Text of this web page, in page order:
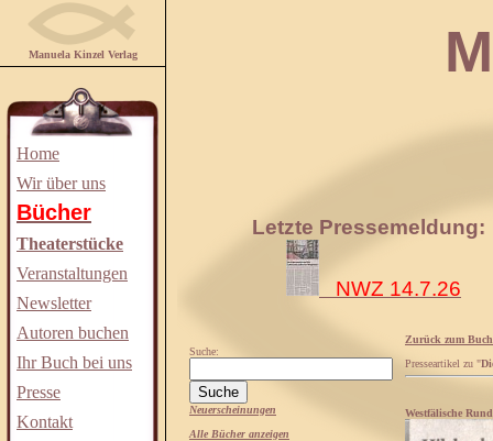
Manuela Kinzel Verlag
Home
Wir über uns
Bücher
Theaterstücke
Veranstaltungen
Newsletter
Autoren buchen
Ihr Buch bei uns
Presse
Kontakt
Letzte Pressemeldung:
NWZ 14.7.26
Suche:
Neuerscheinungen
Alle Bücher anzeigen
Zurück zum Buch
Presseartikel zu "
Westfälische